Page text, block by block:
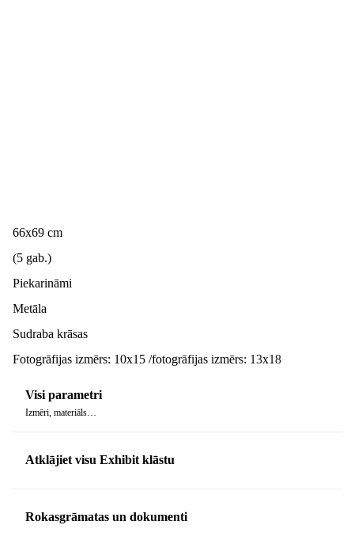
66x69 cm
(5 gab.)
Piekarināmi
Metāla
Sudraba krāsas
Fotogrāfijas izmērs: 10x15 /fotogrāfijas izmērs: 13x18
Visi parametri
Izmēri, materiāls…
Atklājiet visu Exhibit klāstu
Rokasgrāmatas un dokumenti